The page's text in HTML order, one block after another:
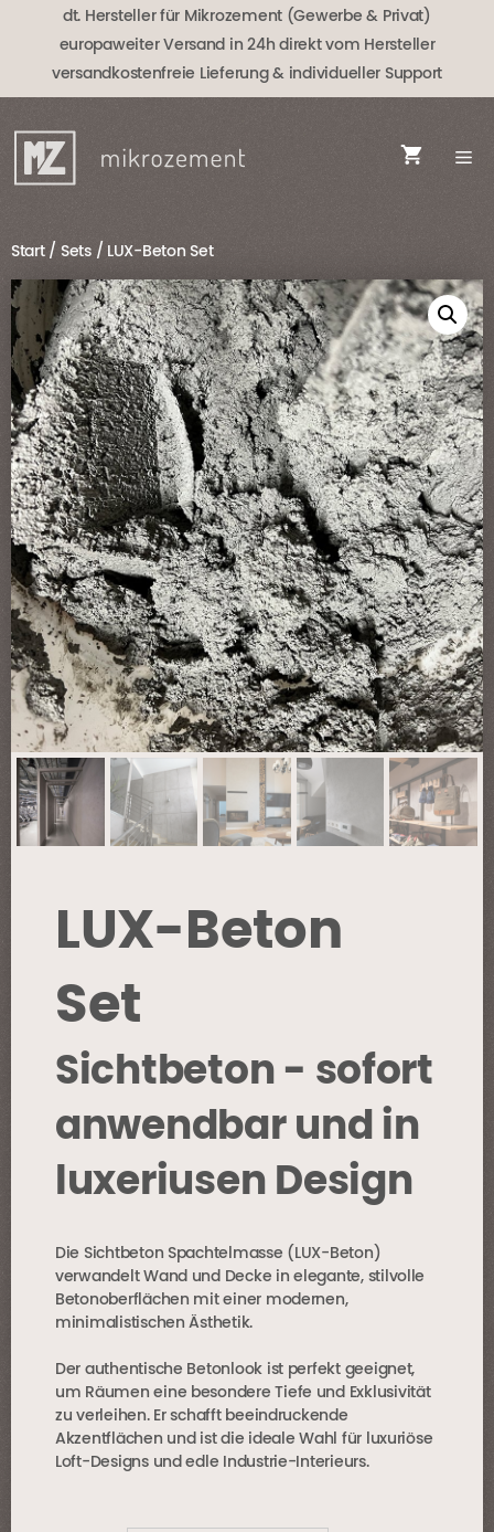
dt. Hersteller für Mikrozement (Gewerbe & Privat)
europaweiter Versand in 24h direkt vom Hersteller
versandkostenfreie Lieferung& individueller Support
Start/ Sets/ LUX-Beton Set
LUX-Beton
Set
Sichtbeton - sofort
anwendbar und in
luxeriusen Design
Die Sichtbeton Spachtelmasse (LUX-Beton)
verwandelt Wand und Decke in elegante, stilvolle
Betonoberflächen mit einer modernen,
minimalistischen Ästhetik.
Der authentische Betonlook ist perfekt geeignet,
um Räumen eine besondere Tiefe und Exklusivität
zu verleihen. Er schafft beeindruckende
Akzentflächen und ist die ideale Wahl für luxuriöse
Loft-Designs und edle Industrie-Interieurs.